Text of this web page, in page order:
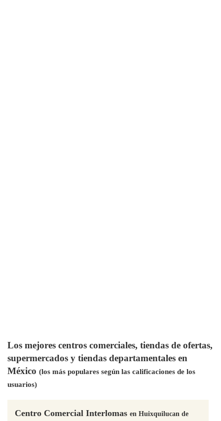
Los mejores centros comerciales, tiendas de ofertas,
supermercados y tiendas departamentales en
México (los más populares según las calificaciones de los
usuarios)
Centro Comercial Interlomas en Huixquilucan de